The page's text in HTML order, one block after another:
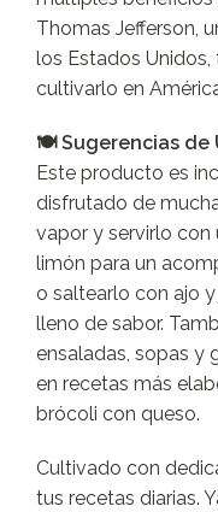
Thomas Jefferson,
los Estados
cultivarlo en
🍽️ Sugerencias de
Este producto es
disfrutado de
vapor y servirlo
limón para un
o saltearlo con ajo
lleno de sabor.
ensaladas, sopas y
en recetas más
brócoli con queso.
Cultivado con
tus recetas diarias.